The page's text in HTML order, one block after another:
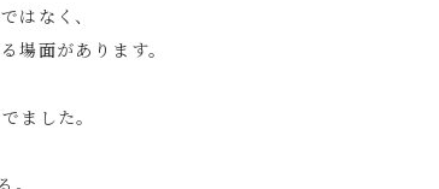
はなく、
場面があります。
ました。